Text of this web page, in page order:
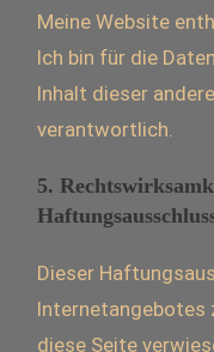
Meine Website
Ich bin für die
Inhalt dieser
verantwortlich.
5.
Dieser
Internetangebotes
diese Seite